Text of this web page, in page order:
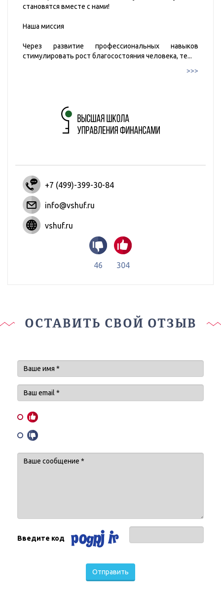
становятся вместе с нами!
Наша миссия
Через развитие профессиональных навыков
стимулировать рост благосостояния человека, те...
>>>
+7 (499)-399-30-84
info@vshuf.ru
vshuf.ru
46 304
ОСТАВИТЬ СВОЙ ОТЗЫВ
Введите код
Отправить